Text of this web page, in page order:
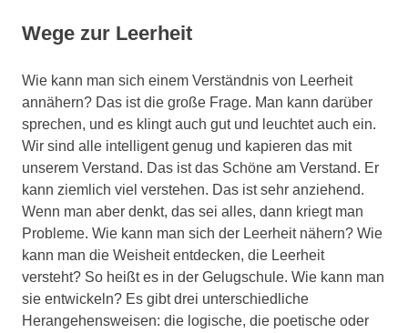
Wege zur Leerheit
Wie kann man sich einem Verständnis von Leerheit
annähern? Das ist die große Frage. Man kann darüber
sprechen, und es klingt auch gut und leuchtet auch ein.
Wir sind alle intelligent genug und kapieren das mit
unserem Verstand. Das ist das Schöne am Verstand. Er
kann ziemlich viel verstehen. Das ist sehr anziehend.
Wenn man aber denkt, das sei alles, dann kriegt man
Probleme. Wie kann man sich der Leerheit nähern? Wie
kann man die Weisheit entdecken, die Leerheit
versteht? So heißt es in der Gelugschule. Wie kann man
sie entwickeln? Es gibt drei unterschiedliche
Herangehensweisen: die logische, die poetische oder